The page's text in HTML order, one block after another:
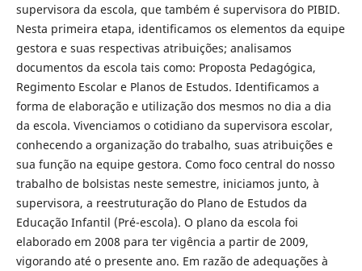
supervisora da escola, que também é supervisora do PIBID.
Nesta primeira etapa, identificamos os elementos da equipe
gestora e suas respectivas atribuições; analisamos
documentos da escola tais como: Proposta Pedagógica,
Regimento Escolar e Planos de Estudos. Identificamos a
forma de elaboração e utilização dos mesmos no dia a dia
da escola. Vivenciamos o cotidiano da supervisora escolar,
conhecendo a organização do trabalho, suas atribuições e
sua função na equipe gestora. Como foco central do nosso
trabalho de bolsistas neste semestre, iniciamos junto, à
supervisora, a reestruturação do Plano de Estudos da
Educação Infantil (Pré-escola). O plano da escola foi
elaborado em 2008 para ter vigência a partir de 2009,
vigorando até o presente ano. Em razão de adequações à